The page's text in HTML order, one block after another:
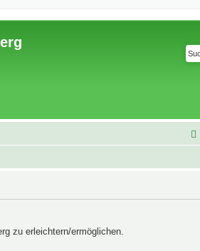
zu erleichtern/ermöglichen.